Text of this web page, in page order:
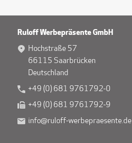
Ruloff Werbepräsente GmbH
Hochstraße 57
66115 Saarbrücken
Deutschland
+49 (0) 681 9761792-0
+49 (0) 681 9761792-9
info@ruloff-werbepraesente.de